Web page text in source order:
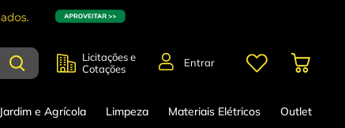
Licitações e
Cotações
Entrar
Jardim e Agrícola Limpeza Materiais Elétricos Outlet